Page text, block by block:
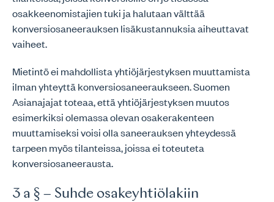
osakkeenomistajien tuki ja halutaan välttää
konversiosaneerauksen lisäkustannuksia aiheuttavat
vaiheet.
Mietintö ei mahdollista yhtiöjärjestyksen muuttamista
ilman yhteyttä konversiosaneeraukseen. Suomen
Asianajajat toteaa, että yhtiöjärjestyksen muutos
esimerkiksi olemassa olevan osakerakenteen
muuttamiseksi voisi olla saneerauksen yhteydessä
tarpeen myös tilanteissa, joissa ei toteuteta
konversiosaneerausta.
3 a § – Suhde osakeyhtiölakiin